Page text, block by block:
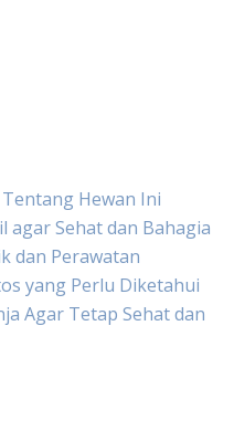
Hewan Ini
agar Sehat dan Bahagia
dan Perawatan
yang Perlu Diketahui
Agar Tetap Sehat dan